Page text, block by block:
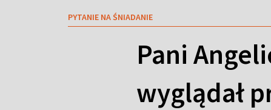
PYTANIE NA ŚNIADANIE
Pani
wyglądał